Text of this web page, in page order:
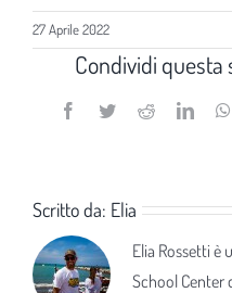
27 Aprile 2022
Condividi questa
Facebook
TwitterReddit
Scritto da: Elia
Elia Rossetti è
School Center